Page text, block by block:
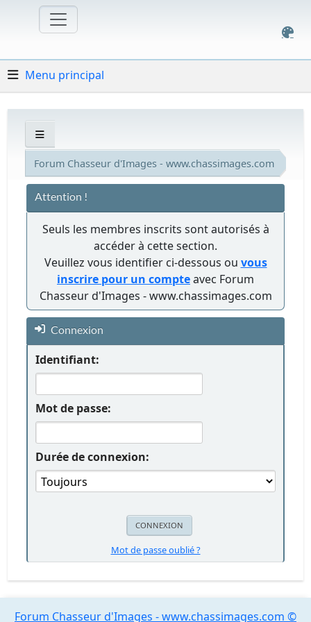
Menu principal
Forum Chasseur d'Images - www.chassimages.com
Attention !
Seuls les membres inscrits sont autorisés à
accéder à cette section.
Veuillez vous identifier ci-dessous ou vous
inscrire pour un compteavec Forum
Chasseur d'Images - www.chassimages.com
Connexion
Identifiant:
Mot de passe:
Durée de connexion:
Mot de passe oublié ?
Forum Chasseur d'Images - www.chassimages.com ©